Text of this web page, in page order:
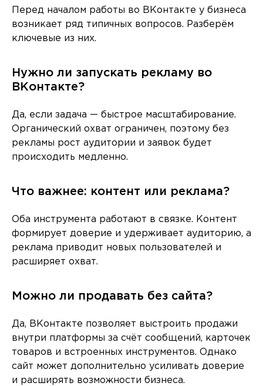
Перед началом работы во ВКонтакте у бизнеса
возникает ряд типичных вопросов. Разберём
ключевые из них.
Нужно ли запускать рекламу во
ВКонтакте?
Да, если задача — быстрое масштабирование.
Органический охват ограничен, поэтому без
рекламы рост аудитории и заявок будет
происходить медленно.
Что важнее: контент или реклама?
Оба инструмента работают в связке. Контент
формирует доверие и удерживает аудиторию, а
реклама приводит новых пользователей и
расширяет охват.
Можно ли продавать без сайта?
Да, ВКонтакте позволяет выстроить продажи
внутри платформы за счёт сообщений, карточек
товаров и встроенных инструментов. Однако
сайт может дополнительно усиливать доверие
и расширять возможности бизнеса.